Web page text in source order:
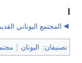
المجتمع اليوناني
تصنيفان: اليونان